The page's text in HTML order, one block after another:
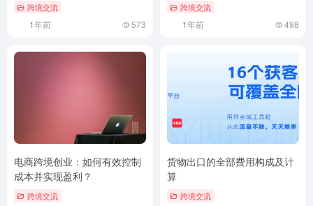
跨境交流
1年前 573
跨境交流
1年前 498
电商跨境创业：如何有效控制
成本并实现盈利？
跨境交流
货物出口的全部费用构成及计
算
跨境交流